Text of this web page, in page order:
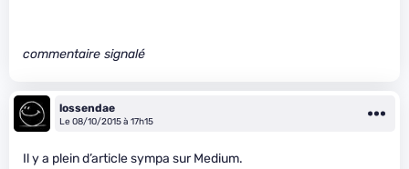
commentaire signalé
lossendae
Le 08/10/2015 à 17h15
Il y a plein d’article sympa sur Medium.